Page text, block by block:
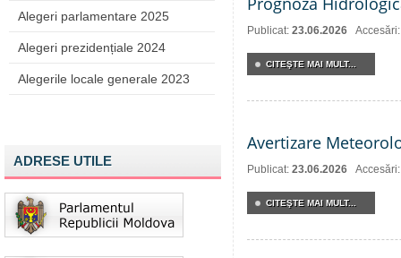
Alegeri parlamentare 2025
Alegeri prezidențiale 2024
Alegerile locale generale 2023
ADRESE UTILE
Publicat: 23.06.2026
CITEŞTE MAI MULT...
Avertizare
Publicat: 23.06.2026
CITEŞTE MAI MULT...